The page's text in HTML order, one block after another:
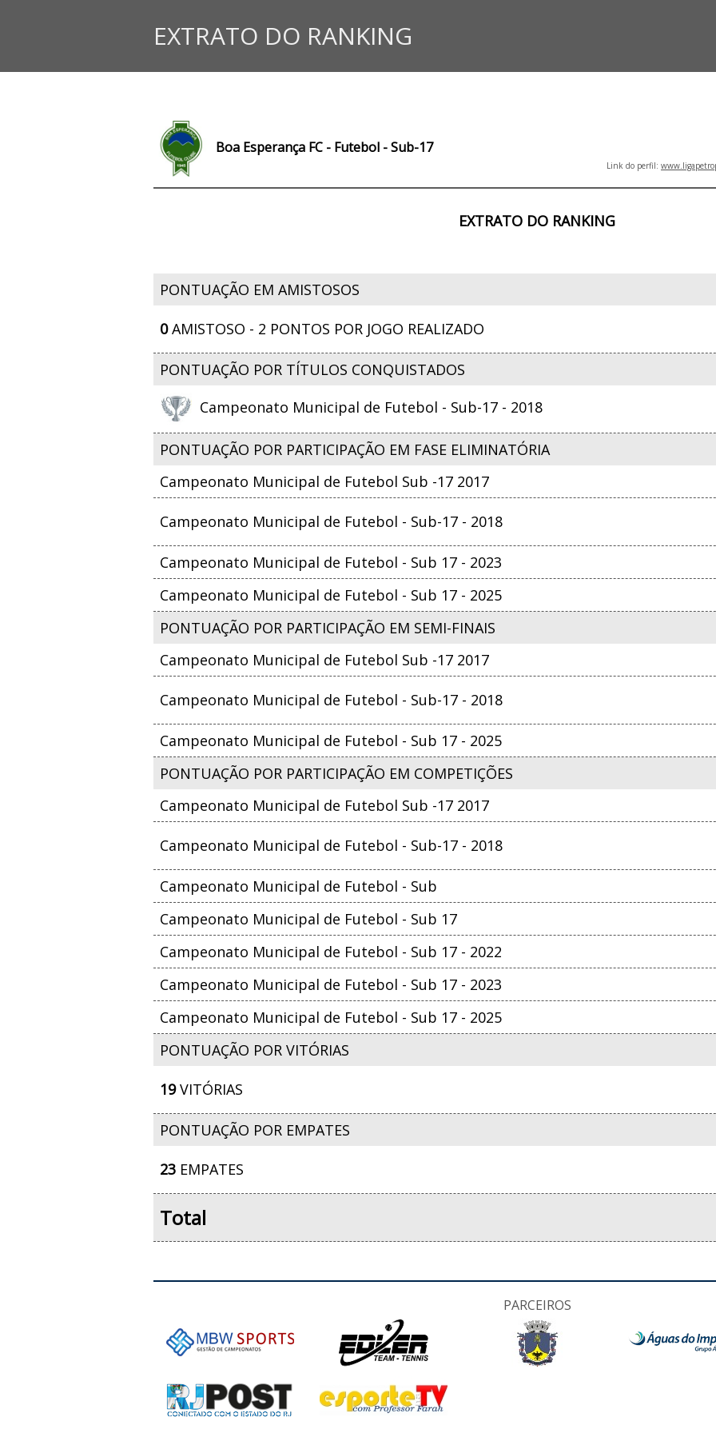
EXTRATO DO RANKING
Boa Esperança FC - Futebol - Sub-17
Link do perfil:
EXTRATO DO RANKING
PONTUAÇÃO EM AMISTOSOS
0AMISTOSO - 2 PONTOS POR JOGO REALIZADO
PONTUAÇÃO POR TÍTULOS CONQUISTADOS
Campeonato Municipal de Futebol - Sub-17 - 2018
PONTUAÇÃO POR PARTICIPAÇÃO EM FASE ELIMINATÓRIA
Campeonato Municipal de Futebol Sub -17 2017
Campeonato Municipal de Futebol - Sub-17 - 2018
Campeonato Municipal de Futebol - Sub 17 - 2023
Campeonato Municipal de Futebol - Sub 17 - 2025
PONTUAÇÃO POR PARTICIPAÇÃO EM SEMI-FINAIS
Campeonato Municipal de Futebol Sub -17 2017
Campeonato Municipal de Futebol - Sub-17 - 2018
Campeonato Municipal de Futebol - Sub 17 - 2025
PONTUAÇÃO POR PARTICIPAÇÃO EM COMPETIÇÕES
Campeonato Municipal de Futebol Sub -17 2017
Campeonato Municipal de Futebol - Sub-17 - 2018
Campeonato Municipal de Futebol - Sub
Campeonato Municipal de Futebol - Sub 17
Campeonato Municipal de Futebol - Sub 17 - 2022
Campeonato Municipal de Futebol - Sub 17 - 2023
Campeonato Municipal de Futebol - Sub 17 - 2025
PONTUAÇÃO POR VITÓRIAS
19VITÓRIAS
PONTUAÇÃO POR EMPATES
23 EMPATES
Total
PARCEIROS